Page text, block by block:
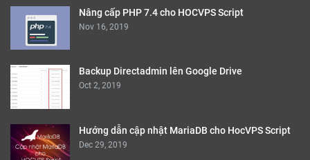
Nâng cấp PHP 7.4 cho HOCVPS Script
Nov 16, 2019
Backup Directadmin lên Google Drive
Oct 2, 2019
Hướng dẫn cập nhật MariaDB cho HocVPS Script
Dec 29, 2019